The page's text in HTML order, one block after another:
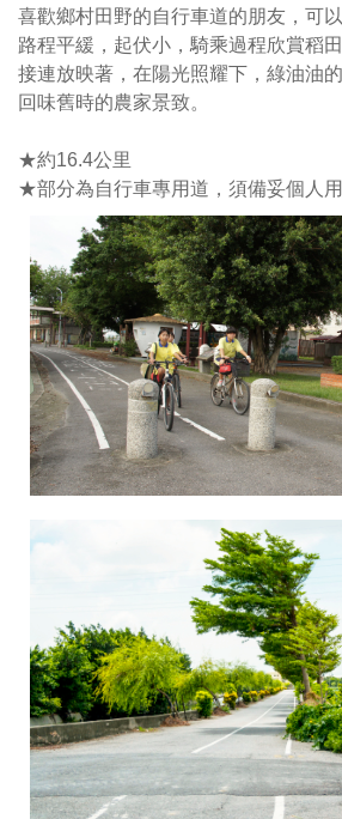
喜歡鄉村田野的自行車道的朋友，可
路程平緩，起伏小，騎乘過程欣賞稻
接連放映著，在陽光照耀下，綠油油
回味舊時的農家景致。
★約16.4公里
★部分為自行車專用道，須備妥個人用